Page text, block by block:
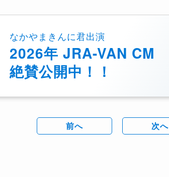
なかやまきんに君出演
2026年 JRA-VAN CM
絶賛公開中！！
前へ 次へ